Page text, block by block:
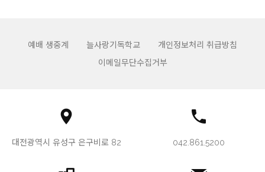
예배 생중계 늘사랑기독학교
개인정보처리 취급방침
이메일무단수집거부
대전광역시 유성구 은구비로 82 042.861.5200